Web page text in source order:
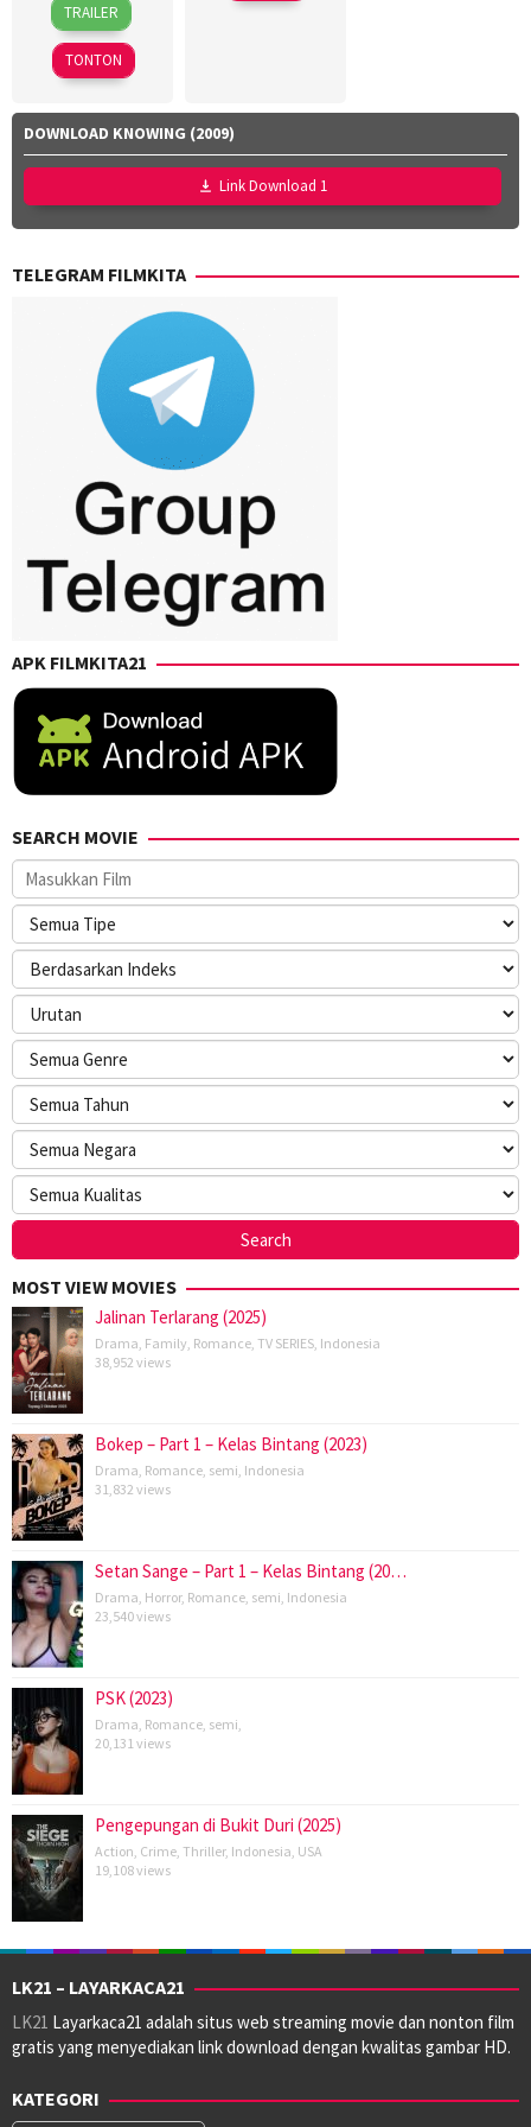
Mar
2026
Suryadi
TRAILER
TONTON
DOWNLOAD KNOWING (2009)
Link Download 1
TELEGRAM FILMKITA
APK FILMKITA21
SEARCH MOVIE
MOST VIEW MOVIES
Jalinan Terlarang (2025)
Drama Family Romance TV SERIES Indonesia
38,952 views
Bokep – Part 1 – Kelas Bintang (2023)
Drama Romance semi Indonesia
31,832 views
Setan Sange – Part 1 – Kelas Bintang (20…
Drama Horror, Romance semi Indonesia
23,540 views
PSK (2023)
Drama Romance semi
20,131 views
Pengepungan di Bukit Duri (2025)
Action Crime Thriller, Indonesia USA
19,108 views
LK21 – LAYARKACA21
LK21 Layarkaca21 adalah situs web streaming movie dan nonton film
gratis yang menyediakan link download dengan kwalitas gambar HD.
KATEGORI